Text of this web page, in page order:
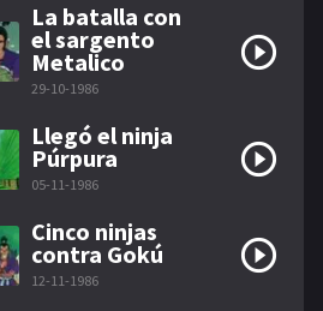
La batalla con
el sargento
Metalico
29-10-1986
Llegó el ninja
Púrpura
05-11-1986
Cinco ninjas
contra Gokú
12-11-1986